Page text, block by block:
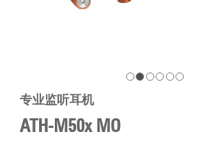
专业监听耳机
ATH-M50x MO